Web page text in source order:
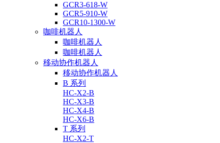
GCR3-618-W
GCR5-910-W
GCR10-1300-W
咖啡机器人
咖啡机器人
咖啡机器人
移动协作机器人
移动协作机器人
B 系列
HC-X2-B
HC-X3-B
HC-X4-B
HC-X6-B
T 系列
HC-X2-T